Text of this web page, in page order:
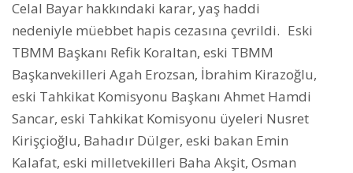
Celal Bayar hakkındaki karar, yaş haddi
nedeniyle müebbet hapis cezasına çevrildi. Eski
TBMM Başkanı Refik Koraltan, eski TBMM
Başkanvekilleri Agah Erozsan, İbrahim Kirazoğlu,
eski Tahkikat Komisyonu Başkanı Ahmet Hamdi
Sancar, eski Tahkikat Komisyonu üyeleri Nusret
Kirişçioğlu, Bahadır Dülger, eski bakan Emin
Kalafat, eski milletvekilleri Baha Akşit, Osman